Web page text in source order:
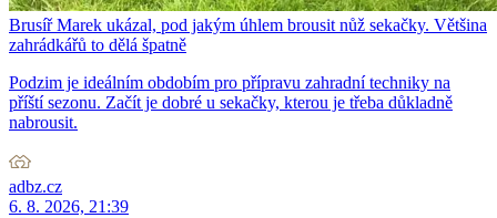
Brusíř Marek ukázal, pod jakým úhlem brousit nůž sekačky. Většina
zahrádkářů to dělá špatně
Podzim je ideálním obdobím pro přípravu zahradní techniky na
příští sezonu. Začít je dobré u sekačky, kterou je třeba důkladně
nabrousit.
adbz.cz
6. 8. 2026, 21:39